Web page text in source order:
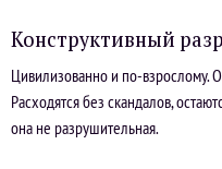
Конструктивный
Цивилизованно и по-взрослому.
Расходятся без скандалов,
она не разрушительная.